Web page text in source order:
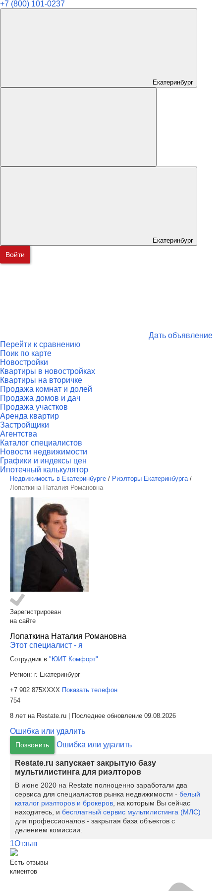
+7 (800) 101-0237
Екатеринбург
Екатеринбург
Войти
Дать объявление
Перейти к сравнению
Поик по карте
Новостройки
Квартиры в новостройках
Квартиры на вторичке
Продажа комнат и долей
Продажа домов и дач
Продажа участков
Аренда квартир
Застройщики
Агентства
Каталог специалистов
Новости недвижимости
Графики и индексы цен
Ипотечный калькулятор
Недвижимость в Екатеринбурге / Риэлторы Екатеринбурга /
Лопаткина Наталия Романовна
Зарегистрирован
на сайте
Лопаткина Наталия Романовна
Этот специалист - я
Сотрудник в "ЮИТ Комфорт"
Регион: г. Екатеринбург
+7 902 875XXXX Показать телефон
754
8 лет на Restate.ru | Последнее обновление 09.08.2026
Ошибка или удалить
Позвонить Ошибка или удалить
Restate.ru запускает закрытую базу
мультилистинга для риэлторов
В июне 2020 на Restate полноценно заработали два
сервиса для специалистов рынка недвижимости - белый
каталог риэлторов и брокеров , на которым Вы сейчас
находитесь, и бесплатный сервис мультилистинга (МЛС)
для профессионалов - закрытая база объектов с
делением комиссии.
1Отзыв
Есть отзывы
клиентов